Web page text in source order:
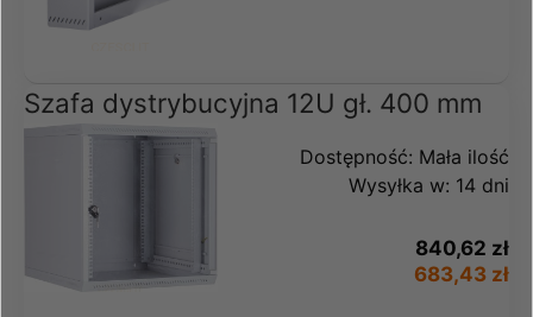
Szafa dystrybucyjna 12U gł. 400 mm
Dostępność: Mała ilość
Wysyłka w: 14 dni
840,62 zł
683,43 zł